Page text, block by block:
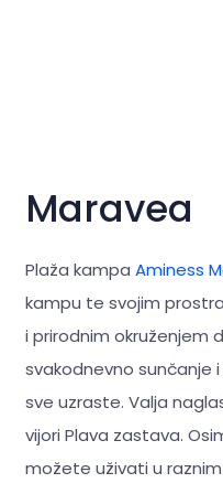
Maravea
Plaža kampa Aminess
kampu te svojim
i prirodnim okruženjem
svakodnevno sunčanje
sve uzraste. Valja
vijori Plava zastava.
možete uživati u